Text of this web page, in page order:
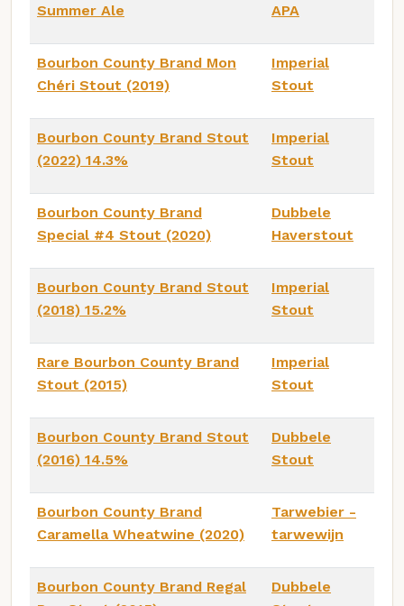
Summer Ale APA
Bourbon County Brand Mon
Chéri Stout (2019)
Imperial
Stout
Bourbon County Brand Stout
(2022) 14.3%
Imperial
Stout
Bourbon County Brand
Special #4 Stout (2020)
Dubbele
Haverstout
Bourbon County Brand Stout
(2018) 15.2%
Imperial
Stout
Rare Bourbon County Brand
Stout (2015)
Imperial
Stout
Bourbon County Brand Stout
(2016) 14.5%
Dubbele
Stout
Bourbon County Brand
Caramella Wheatwine (2020)
Tarwebier -
tarwewijn
Bourbon County Brand Regal
Dubbele